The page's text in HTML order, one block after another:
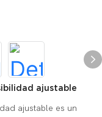
ajustable
ajustable es un